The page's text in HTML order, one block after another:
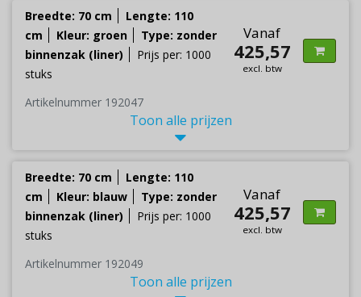
Breedte: 70 cm
Lengte: 110
cm
Kleur: groen
Type: zonder
binnenzak (liner)
Prijs per: 1000
stuks
Vanaf
425,57
excl. btw
Artikelnummer 192047
Toon alle prijzen
Breedte: 70 cm
Lengte: 110
cm
Kleur: blauw
Type: zonder
binnenzak (liner)
Prijs per: 1000
stuks
Vanaf
425,57
excl. btw
Artikelnummer 192049
Toon alle prijzen